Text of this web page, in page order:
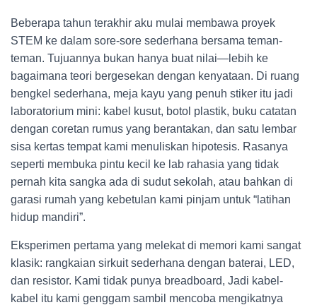
Beberapa tahun terakhir aku mulai membawa proyek
STEM ke dalam sore-sore sederhana bersama teman-
teman. Tujuannya bukan hanya buat nilai—lebih ke
bagaimana teori bergesekan dengan kenyataan. Di ruang
bengkel sederhana, meja kayu yang penuh stiker itu jadi
laboratorium mini: kabel kusut, botol plastik, buku catatan
dengan coretan rumus yang berantakan, dan satu lembar
sisa kertas tempat kami menuliskan hipotesis. Rasanya
seperti membuka pintu kecil ke lab rahasia yang tidak
pernah kita sangka ada di sudut sekolah, atau bahkan di
garasi rumah yang kebetulan kami pinjam untuk “latihan
hidup mandiri”.
Eksperimen pertama yang melekat di memori kami sangat
klasik: rangkaian sirkuit sederhana dengan baterai, LED,
dan resistor. Kami tidak punya breadboard, Jadi kabel-
kabel itu kami genggam sambil mencoba mengikatnya